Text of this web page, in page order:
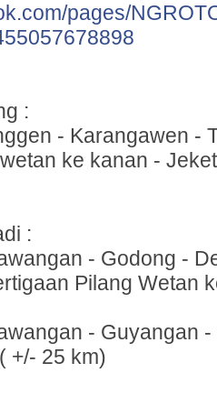
pages/
:
- Karangawen -
ke kanan -
:
- Godong -
Pilang Wetan
- Guyangan
+/- 25 km)